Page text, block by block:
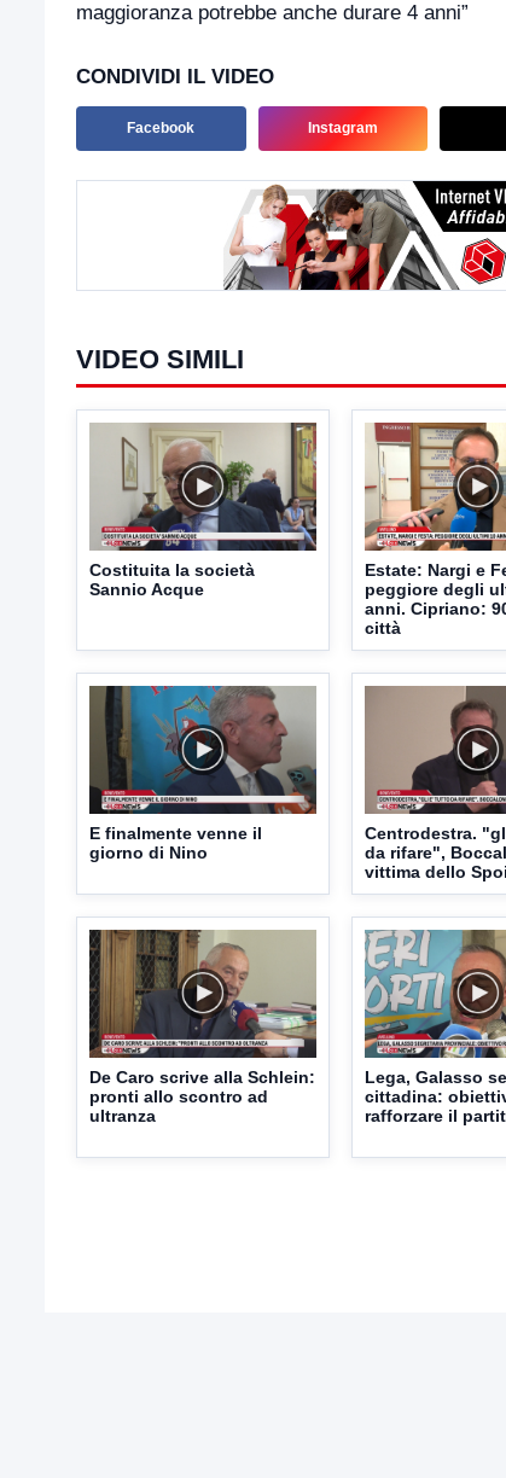
maggioranza potrebbe anche durare 4 anni”
CONDIVIDI IL VIDEO
Facebook Instagram
VIDEO SIMILI
Costituita la società
Sannio Acque
Estate: Nargi e
peggiore degli
anni. Cipriano:
città
E finalmente venne il
giorno di Nino
Centrodestra.
da rifare",
vittima dello
De Caro scrive alla Schlein:
pronti allo scontro ad
ultranza
Lega, Galasso
cittadina:
rafforzare il